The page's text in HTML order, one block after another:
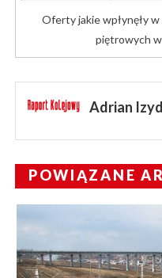
Oferty jakie wpłynęły
piętrowych
Adrian
POWIĄZANE